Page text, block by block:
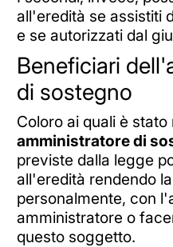
all'eredità se assistiti
e se autorizzati dal
Beneficiari
di sostegno
Coloro ai quali è
amministratore di
previste dalla legge
all'eredità rendendo
personalmente, con
amministratore o
questo soggetto.